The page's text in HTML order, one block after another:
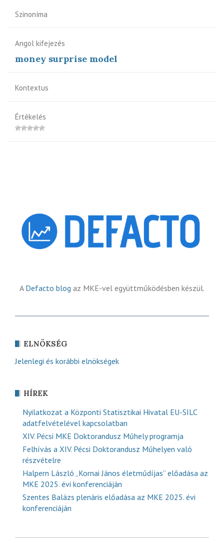
Szinoníma
Angol kifejezés
money surprise model
Kontextus
Értékelés
A Defacto blog az MKE-vel együttműködésben készül.
ELNÖKSÉG
Jelenlegi és korábbi elnökségek
HÍREK
Nyilatkozat a Központi Statisztikai Hivatal EU-SILC
adatfelvételével kapcsolatban
XIV. Pécsi MKE Doktorandusz Műhely programja
Felhívás a XIV. Pécsi Doktorandusz Műhelyen való
részvételre
Halpern László „Kornai János életműdíjas” előadása az
MKE 2025. évi konferenciáján
Szentes Balázs plenáris előadása az MKE 2025. évi
konferenciáján